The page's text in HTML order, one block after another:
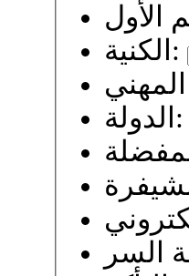
الكنية:
الدولة: